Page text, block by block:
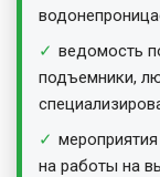
ведомость
подъемники,
на работы на